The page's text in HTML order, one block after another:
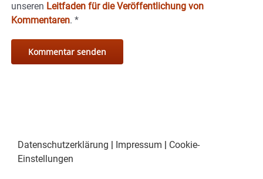
unseren Leitfaden für die Veröffentlichung von
Kommentaren. *
Datenschutzerklärung Impressum
Cookie-
Einstellungen